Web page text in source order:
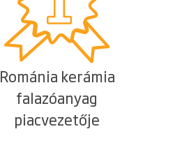
Románia kerámia
falazóanyag
piacvezetője